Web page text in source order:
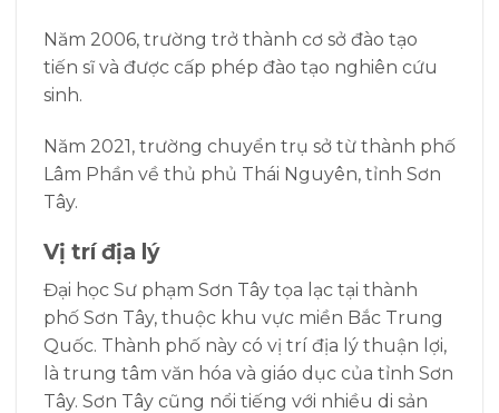
Năm 2006, trường trở thành cơ sở đào tạo
tiến sĩ và được cấp phép đào tạo nghiên cứu
sinh.
Năm 2021, trường chuyển trụ sở từ thành phố
Lâm Phần về thủ phủ Thái Nguyên, tỉnh Sơn
Tây.
Vị trí địa lý
Đại học Sư phạm Sơn Tây tọa lạc tại thành
phố Sơn Tây, thuộc khu vực miền Bắc Trung
Quốc. Thành phố này có vị trí địa lý thuận lợi,
là trung tâm văn hóa và giáo dục của tỉnh Sơn
Tây. Sơn Tây cũng nổi tiếng với nhiều di sản